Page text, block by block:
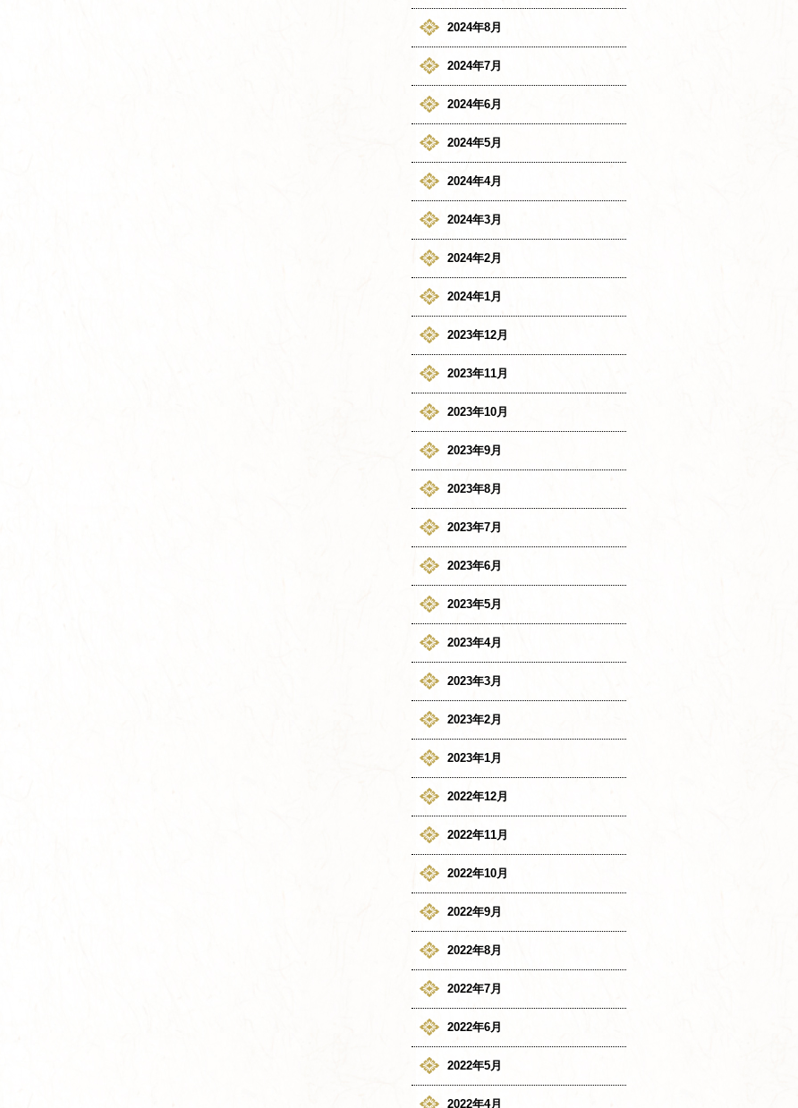
2024年8月
2024年7月
2024年6月
2024年5月
2024年4月
2024年3月
2024年2月
2024年1月
2023年12月
2023年11月
2023年10月
2023年9月
2023年8月
2023年7月
2023年6月
2023年5月
2023年4月
2023年3月
2023年2月
2023年1月
2022年12月
2022年11月
2022年10月
2022年9月
2022年8月
2022年7月
2022年6月
2022年5月
2022年4月